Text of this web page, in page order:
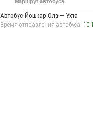
Маршрут автобуса
Автобус Йошкар-Ола — Ухта
Время отправления автобуса: